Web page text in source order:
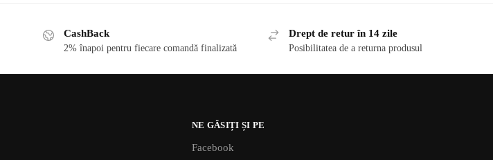
CashBack
2% înapoi pentru fiecare comandă finalizată
Drept de retur în 14 zile
Posibilitatea de a returna produsul
NE GĂSIȚI ȘI PE
Facebook